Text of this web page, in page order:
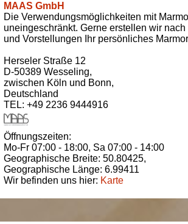
MAAS GmbH
Die Verwendungsmöglichkeiten mit
uneingeschränkt. Gerne erstellen wir
und Vorstellungen Ihr persönliches
Herseler Straße 12
D-50389 Wesseling,
zwischen Köln und Bonn,
Deutschland
TEL: +49 2236 9444916
Öffnungszeiten:
Mo-Fr 07:00 - 18:00, Sa 07:00 - 14:00
Geographische Breite: 50.80425,
Geographische Länge: 6.99411
Wir befinden uns hier: Karte